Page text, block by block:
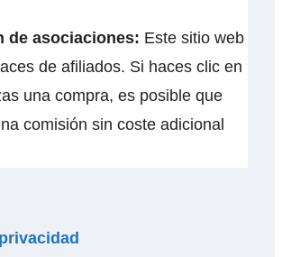
de asociaciones: Este sitio web
de afiliados. Si haces clic en
una compra, es posible que
comisión sin coste adicional